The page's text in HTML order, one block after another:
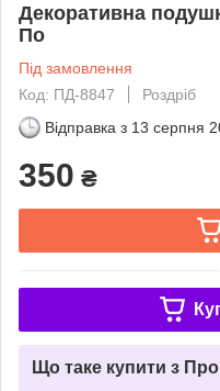
Декоративна
По
Під замовлення
Код: ПД-8847
Роздріб
Відправка з 13 серпня
350 ₴
Що таке купити з